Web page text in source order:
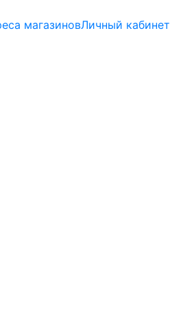
магазиновЛичный кабинет